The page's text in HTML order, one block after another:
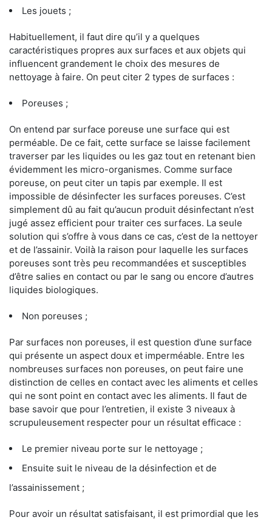
Les jouets ;
Habituellement, il faut dire qu’il y a quelques
caractéristiques propres aux surfaces et aux objets qui
influencent grandement le choix des mesures de
nettoyage à faire. On peut citer 2 types de surfaces :
Poreuses ;
On entend par surface poreuse une surface qui est
perméable. De ce fait, cette surface se laisse facilement
traverser par les liquides ou les gaz tout en retenant bien
évidemment les micro-organismes. Comme surface
poreuse, on peut citer un tapis par exemple. Il est
impossible de désinfecter les surfaces poreuses. C’est
simplement dû au fait qu’aucun produit désinfectant n’est
jugé assez efficient pour traiter ces surfaces. La seule
solution qui s’offre à vous dans ce cas, c’est de la nettoyer
et de l’assainir. Voilà la raison pour laquelle les surfaces
poreuses sont très peu recommandées et susceptibles
d’être salies en contact ou par le sang ou encore d’autres
liquides biologiques.
Non poreuses ;
Par surfaces non poreuses, il est question d’une surface
qui présente un aspect doux et imperméable. Entre les
nombreuses surfaces non poreuses, on peut faire une
distinction de celles en contact avec les aliments et celles
qui ne sont point en contact avec les aliments. Il faut de
base savoir que pour l’entretien, il existe 3 niveaux à
scrupuleusement respecter pour un résultat efficace :
Le premier niveau porte sur le nettoyage ;
Ensuite suit le niveau de la désinfection et de
l’assainissement ;
Pour avoir un résultat satisfaisant, il est primordial que les